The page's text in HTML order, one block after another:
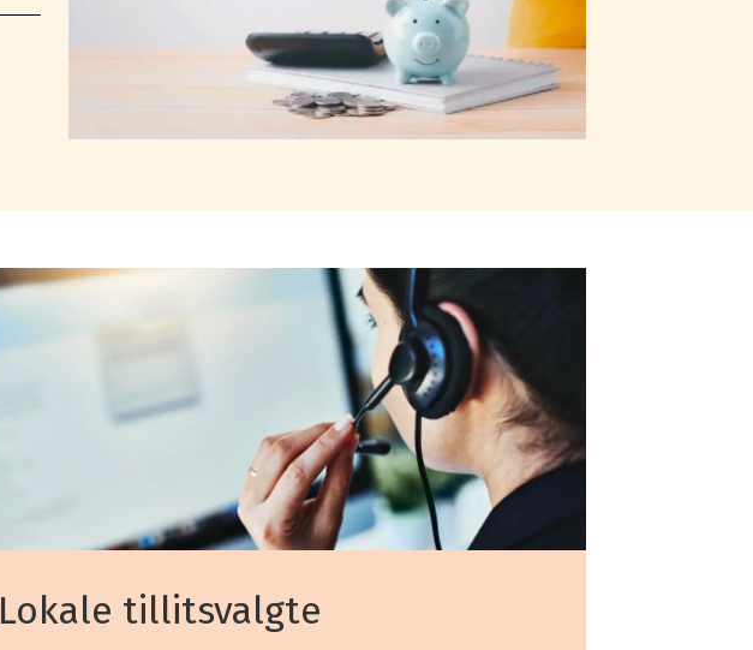
Lokale tillitsvalgte